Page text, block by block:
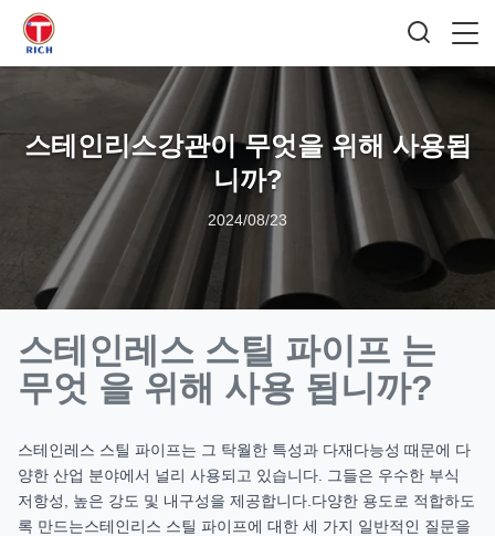
스테인리스강관이 무엇을 위해 사용됩
니까?
2024/08/23
스테인레스 스틸 파이프 는
무엇 을 위해 사용 됩니까?
스테인레스 스틸 파이프는 그 탁월한 특성과 다재다능성 때문에 다
양한 산업 분야에서 널리 사용되고 있습니다. 그들은 우수한 부식
저항성, 높은 강도 및 내구성을 제공합니다.다양한 용도로 적합하도
록 만드는스테인리스 스틸 파이프에 대한 세 가지 일반적인 질문을